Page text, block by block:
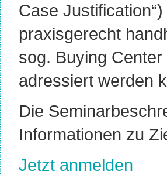
Case
praxisgerecht
sog. Buying
adressiert werden
Die
Informationen zu
Jetzt anmelden